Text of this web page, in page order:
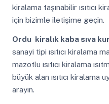
kiralama taşınabilir ısıtıcı
için bizimle iletişime geçin.
Ordu kiralık kaba sıva
sanayi tipi ısıtıcı kiralama
mazotlu ısıtıcı kiralama
büyük alan ısıtıcı
arayın.